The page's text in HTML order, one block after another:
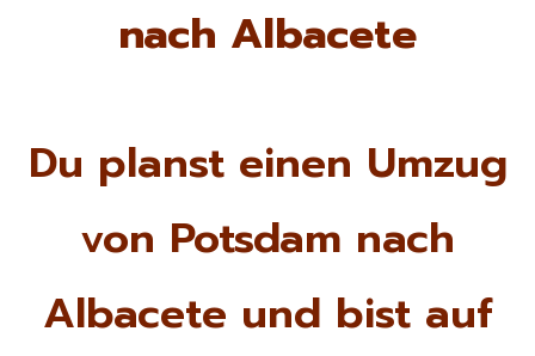
nach Albacete
Du planst einen Umzug
von Potsdam nach
Albacete und bist auf